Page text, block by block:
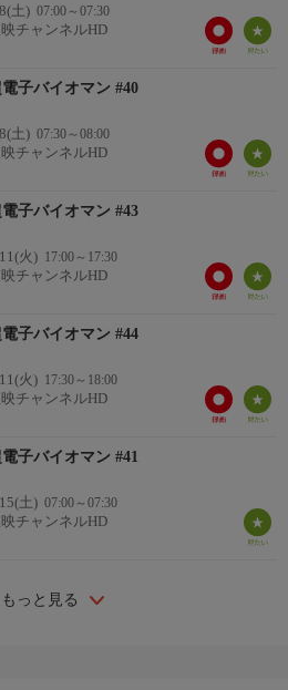
土) 07:00～07:30
チャンネルHD
電子バイオマン #40
土) 07:30～08:00
チャンネルHD
電子バイオマン #43
火) 17:00～17:30
チャンネルHD
電子バイオマン #44
火) 17:30～18:00
チャンネルHD
電子バイオマン #41
土) 07:00～07:30
チャンネルHD
もっと見る